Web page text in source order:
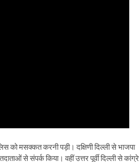
मसक्कत करनी पड़ी। दक्षिणी दिल्ली से भाजपा
से संपर्क किया। वहीं उत्तर पूर्वी दिल्ली से